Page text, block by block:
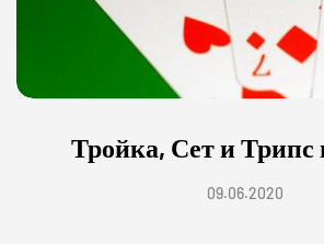
Тройка, Сет и Трипс
09.06.2020